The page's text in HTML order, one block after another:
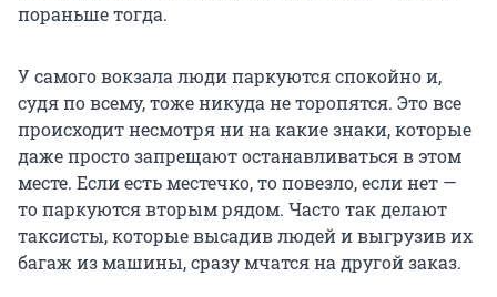
пораньше тогда.
У самого вокзала люди паркуются спокойно и,
судя по всему, тоже никуда не торопятся. Это все
происходит несмотря ни на какие знаки, которые
даже просто запрещают останавливаться в этом
месте. Если есть местечко, то повезло, если нет —
то паркуются вторым рядом. Часто так делают
таксисты, которые высадив людей и выгрузив их
багаж из машины, сразу мчатся на другой заказ.